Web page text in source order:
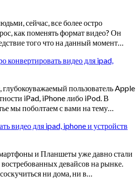
сейчас, все более остро
как поменять формат видео? Он
того что на данный момент…
конвертировать видео для ipad,
глубокоуважаемый пользователь Apple
iPad, iPhone либо iPod. В
мы поболтаем с вами на тему…
видео для ipad, iphone и устройств
и Планшеты уже давно стали
девайсов на рынке.
ни дома, ни в…